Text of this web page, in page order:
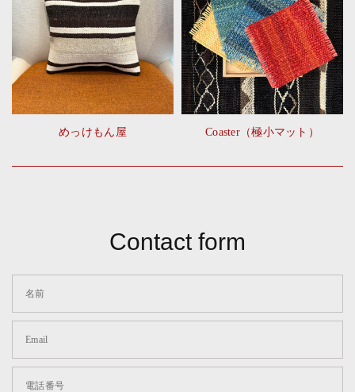
めっけもん屋 Coaster（極小マット）
Contact form
名前
Email
電話番号